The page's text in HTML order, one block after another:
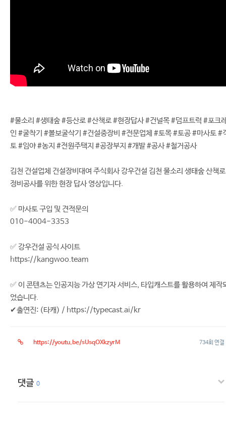
#물소리 #생태숲 #등산로 #산책로 #현장답사 #건널목 #덤프트럭 #포크
인 #굴착기 #볼보굴삭기 #건설중장비 #전문업체 #토목 #토공 #마사토 #
토 #임야 #농지 #전원주택지 #공장부지 #개발 #공사 #철거공사
김천 건설업체 건설장비대여 주식회사 강우건설 김천 물소리 생태숲 산책로
정비공사를 위한 현장 답사 영상입니다.
✅ 마사토 구입 및 견적문의
010-4004-3353
✅ 강우건설 공식 사이트
https://kangwoo.team
✅ 이 콘텐츠는 인공지능 가상 연기자 서비스, 타입캐스트를 활용하여 제작
었습니다.
✔출연진: (타캐) / https://typecast.ai/kr
https://youtu.be/sUsqOXkzyrM 734회 연결
댓글 0